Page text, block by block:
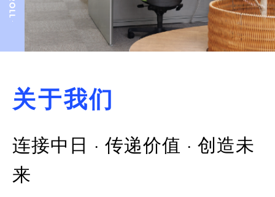
关于我们
连接中日 · 传递价值 · 创造未
来